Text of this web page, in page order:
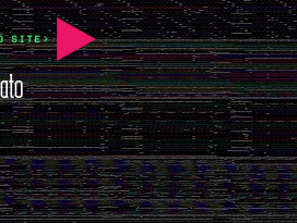
SITE>